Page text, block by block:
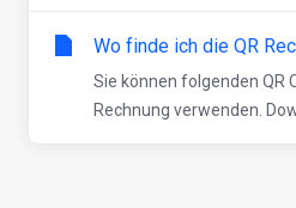
Wo finde ich die QR
Sie können folgenden QR
Rechnung verwenden.